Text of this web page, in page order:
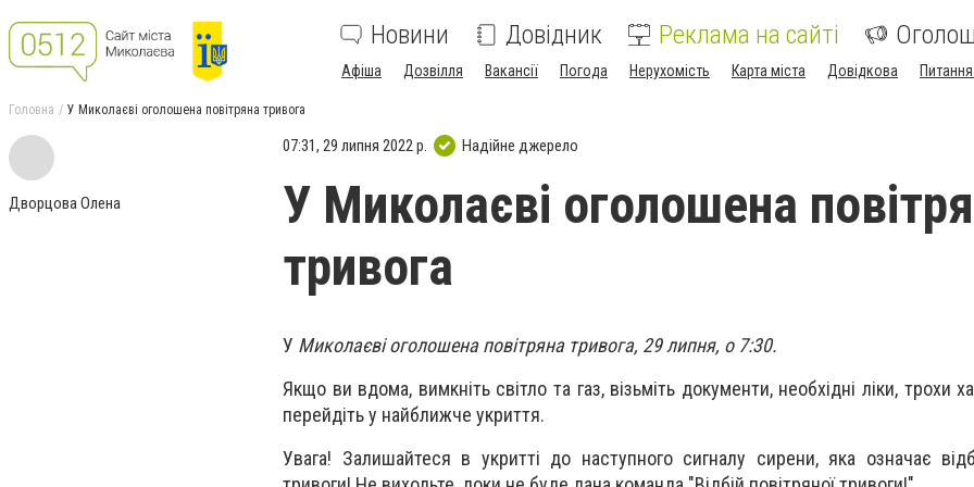
Новини Довідник Реклама на сайті
Афіша Дозвілля Вакансії Погода Нерухомість Карта міста Довідкова
Головна У Миколаєві оголошена повітряна тривога
Дворцова Олена
07:31, 29 липня 2022 р. Надійне джерело
У Миколаєві оголошена
тривога
У Миколаєві оголошена повітряна тривога, 29 липня, о 7:30.
Якщо ви вдома, вимкніть світло та газ, візьміть документи, необхідні ліки, трохи
перейдіть у найближче укриття.
Увага! Залишайтеся в укритті до наступного сигналу сирени, яка означає